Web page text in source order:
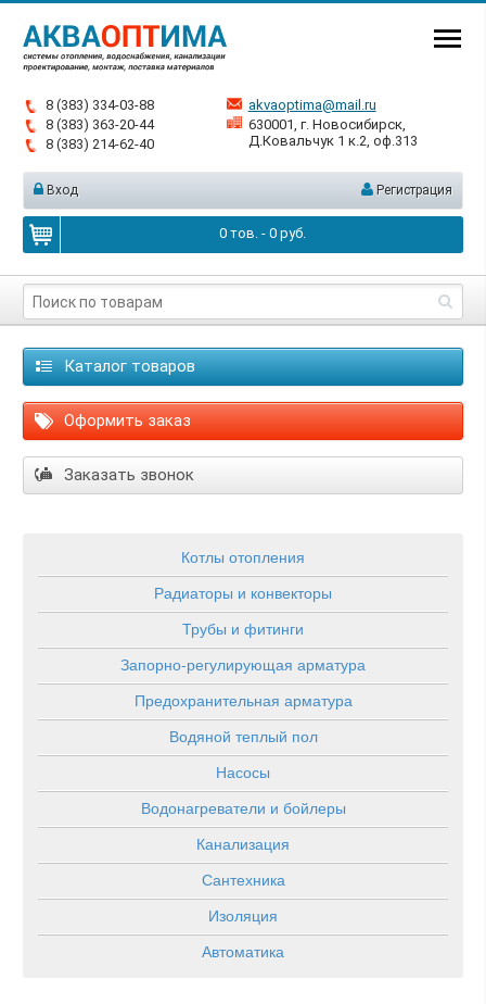
8 (383) 334-03-88
8 (383) 363-20-44
8 (383) 214-62-40
akvaoptima@mail.ru
630001, г. Новосибирск,
Д.Ковальчук 1 к.2, оф.313
Вход Регистрация
0тов. - 0руб.
Каталог товаров
Оформить заказ
Заказать звонок
Котлы отопления
Радиаторы и конвекторы
Трубы и фитинги
Запорно-регулирующая арматура
Предохранительная арматура
Водяной теплый пол
Насосы
Водонагреватели и бойлеры
Канализация
Сантехника
Изоляция
Автоматика